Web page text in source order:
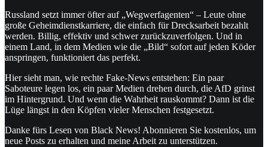
Russland setzt immer öfter auf „Wegwerfagenten“ – Leute ohne
große Geheimdienstkarriere, die einfach für Drecksarbeit bezahlt
werden. Billig, effektiv und schwer zurückzuverfolgen. Und in
einem Land, in dem Medien wie die „Bild“ sofort auf jeden Köder
anspringen, funktioniert das perfekt.
Hier sieht man, wie rechte Fake-News entstehen: Ein paar
Saboteure legen los, ein paar Medien drehen durch, die AfD grinst
im Hintergrund. Und wenn die Wahrheit rauskommt? Dann ist die
Lüge längst in den Köpfen vieler Menschen festgesetzt.
Danke fürs Lesen von Black News! Abonnieren Sie kostenlos, um
neue Posts zu erhalten und meine Arbeit zu unterstützen.